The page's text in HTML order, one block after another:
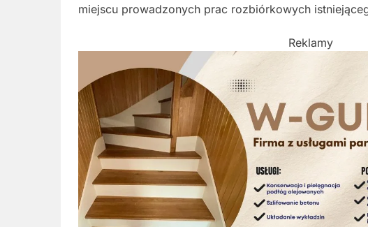
miejscu prowadzonych prac rozbiórkowych
Reklamy